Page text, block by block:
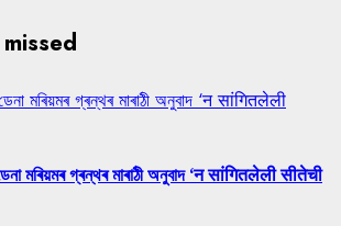
মৰিয়মৰ গ্ৰন্থৰ মাৰাঠী অনুবাদ ‘न सांगितलेली
মৰিয়মৰ গ্ৰন্থৰ মাৰাঠী অনুবাদ ‘न सांगितलेली सीतेची